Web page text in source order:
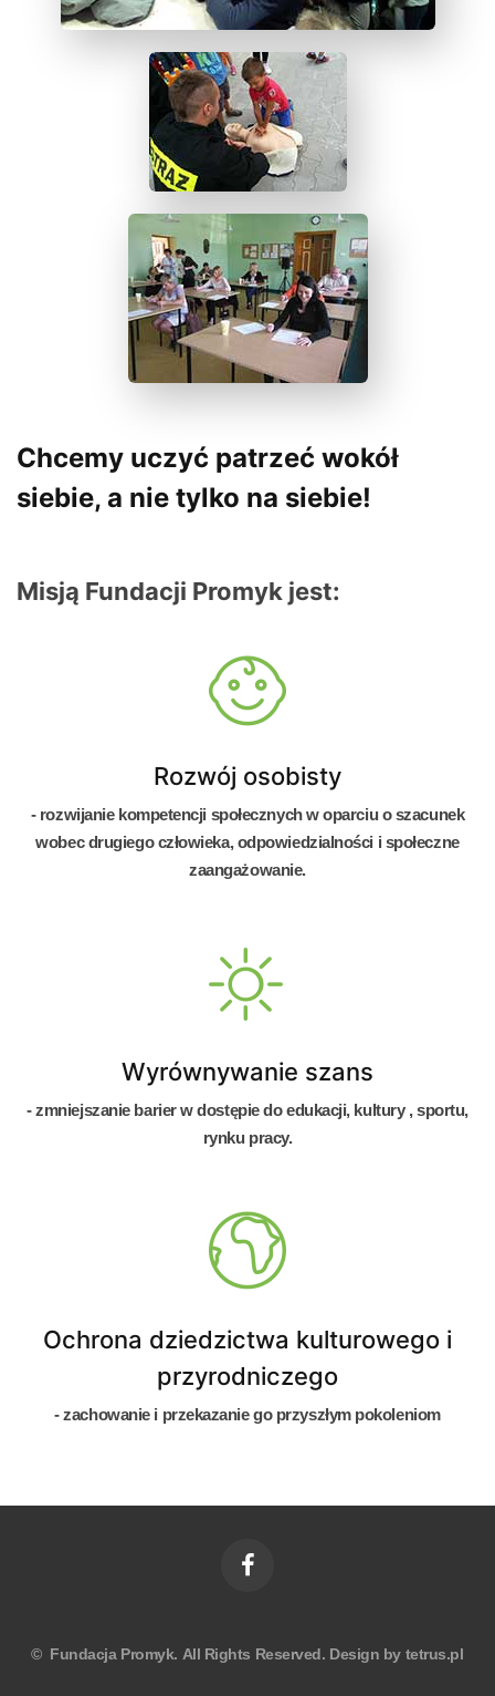
Chcemy uczyć patrzeć wokół
siebie, a nie tylko na siebie!
Misją Fundacji Promyk jest:
Rozwój osobisty
- rozwijanie kompetencji społecznych w oparciu o szacunek
wobec drugiego człowieka, odpowiedzialności i społeczne
zaangażowanie.
Wyrównywanie szans
- zmniejszanie barier w dostępie do edukacji, kultury , sportu,
rynku pracy.
Ochrona dziedzictwa kulturowego i
przyrodniczego
- zachowanie i przekazanie go przyszłym pokoleniom
© Fundacja Promyk. All Rights Reserved. Design by tetrus.pl